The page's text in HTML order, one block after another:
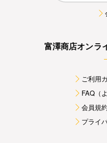
富澤商店オンラ
ご利用
FAQ（
会員規
プライ